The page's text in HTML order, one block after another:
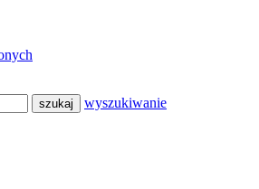
wyszukiwanie